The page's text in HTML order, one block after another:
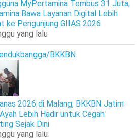
MyPertamina Tembus 31 Juta,
Bawa Layanan Digital Lebih
ke Pengunjung GIIAS 2026
yang lalu
BKKBN
2026 di Malang, BKKBN Jatim
Lebih Hadir untuk Cegah
Sejak Dini
yang lalu